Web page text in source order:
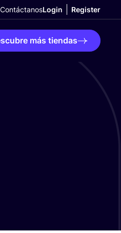
ContáctanosLogin Register
más tiendas